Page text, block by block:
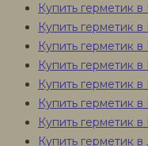
Купить герметик в
Купить герметик в
Купить герметик
Купить герметик
Купить герметик
Купить герметик
Купить герметик в
Купить герметик